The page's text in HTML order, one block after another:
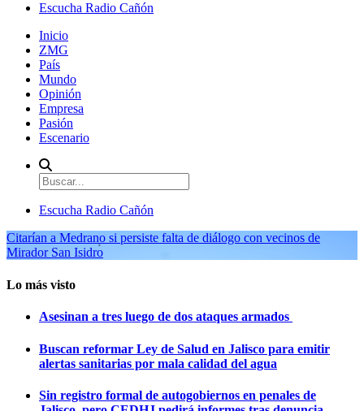
Escucha Radio Cañón
Inicio
ZMG
País
Mundo
Opinión
Empresa
Pasión
Escenario
Escucha Radio Cañón
Citarían a Medrano si persiste falta de diálogo con vecinos de
Mirador San Isidro
Lo más visto
Asesinan a tres luego de dos ataques armados
Buscan reformar Ley de Salud en Jalisco para emitir
alertas sanitarias por mala calidad del agua
Sin registro formal de autogobiernos en penales de